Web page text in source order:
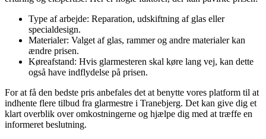
Type af arbejde: Reparation, udskiftning af glas eller
specialdesign.
Materialer: Valget af glas, rammer og andre materialer kan
ændre prisen.
Køreafstand: Hvis glarmesteren skal køre lang vej, kan dette
også have indflydelse på prisen.
For at få den bedste pris anbefales det at benytte vores platform til at
indhente flere tilbud fra glarmestre i Tranebjerg. Det kan give dig et
klart overblik over omkostningerne og hjælpe dig med at træffe en
informeret beslutning.